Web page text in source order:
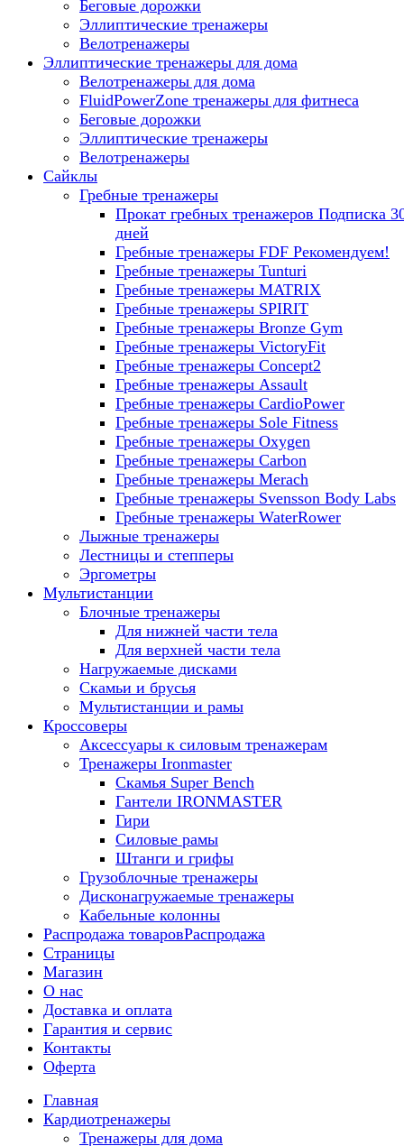
Беговые дорожки
Эллиптические тренажеры
Велотренажеры
Эллиптические тренажеры для дома
Велотренажеры для дома
FluidPowerZone тренажеры для фитнеса
Беговые дорожки
Эллиптические тренажеры
Велотренажеры
Сайклы
Гребные тренажеры
Прокат гребных тренажеров Подписка
дней
Гребные тренажеры FDF Рекомендуем!
Гребные тренажеры Tunturi
Гребные тренажеры MATRIX
Гребные тренажеры SPIRIT
Гребные тренажеры Bronze Gym
Гребные тренажеры VictoryFit
Гребные тренажеры Concept2
Гребные тренажеры Assault
Гребные тренажеры CardioPower
Гребные тренажеры Sole Fitness
Гребные тренажеры Oxygen
Гребные тренажеры Carbon
Гребные тренажеры Merach
Гребные тренажеры Svensson Body Labs
Гребные тренажеры WaterRower
Лыжные тренажеры
Лестницы и степперы
Эргометры
Мультистанции
Блочные тренажеры
Для нижней части тела
Для верхней части тела
Нагружаемые дисками
Скамьи и брусья
Мультистанции и рамы
Кроссоверы
Аксессуары к силовым тренажерам
Тренажеры Ironmaster
Скамья Super Bench
Гантели IRONMASTER
Гири
Силовые рамы
Штанги и грифы
Грузоблочные тренажеры
Дисконагружаемые тренажеры
Кабельные колонны
Распродажа товаровРаспродажа
Страницы
Магазин
О нас
Доставка и оплата
Гарантия и сервис
Контакты
Оферта
Главная
Кардиотренажеры
Тренажеры для дома